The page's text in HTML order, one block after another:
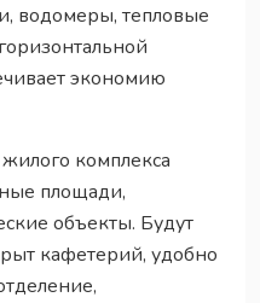
водомеры, тепловые
экономию
комплекса
площади,
объекты. Будут
кафетерий, удобно